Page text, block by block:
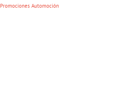
Promociones Automoción